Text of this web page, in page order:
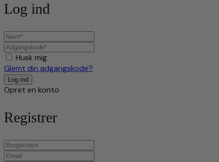
Log ind
Husk mig
Glemt din adgangskode?
Opret en konto
Registrer